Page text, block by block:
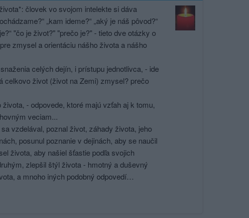
človek vo svojom intelekte si dáva
„kam ideme?“ „aký je náš pôvod?“
"čo je život?" "prečo je?" - tieto dve otázky o
zmysel a orientáciu nášho života a nášho
celých dejín, i prístupu jednotlivca, - ide
život (život na Zemi) zmysel? prečo
- odpovede, ktoré majú vzťah aj k tomu,
veciam...
vzdelával, poznal život, záhady života, jeho
posunul poznanie v dejinách, aby se naučil
života, aby našiel šťastie podľa svojich
zlepšil štýl života - hmotný a duševný
a mnoho iných podobný odpovedí…